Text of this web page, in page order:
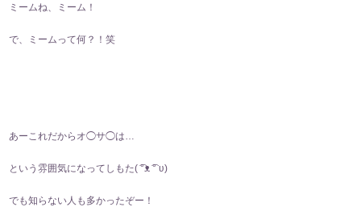
ミームね、ミーム！
で、ミームって何？！笑
あーこれだからオ◯サ◯は…
という雰囲気になってしもた(⁠ ͡⁠°⁠ᴥ⁠ ͡⁠°⁠ ⁠ʋ⁠)
でも知らない人も多かったぞー！